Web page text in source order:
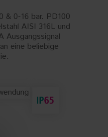
& 0-16 bar. PD100
AISI 316L und
Ausgangssignal
eine beliebige